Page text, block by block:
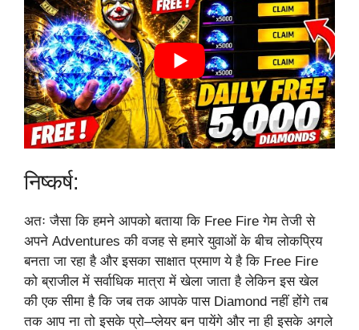
निष्कर्ष:
अतः जैसा कि हमने आपको बताया कि Free Fire गेम तेजी से
अपने Adventures की वजह से हमारे युवाओं के बीच लोकप्रिय
बनता जा रहा है और इसका साक्षात प्रमाण ये है कि Free Fire
को ब्राजील में सर्वाधिक मात्रा में खेला जाता है लेकिन इस खेल
की एक सीमा है कि जब तक आपके पास Diamond नहीं होंगे तब
तक आप ना तो इसके प्रो–प्लेयर बन पायेंगे और ना ही इसके अगले